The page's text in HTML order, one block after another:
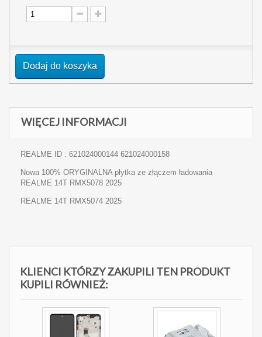
Dodaj do koszyka
WIĘCEJ INFORMACJI
REALME ID : 621024000144 621024000158
Nowa 100% ORYGINALNA płytka ze złączem ładowania
REALME 14T RMX5078 2025
REALME 14T RMX5074 2025
KLIENCI KTÓRZY ZAKUPILI TEN PRODUKT
KUPILI RÓWNIEŻ: